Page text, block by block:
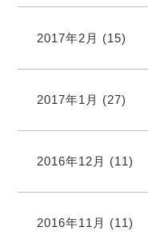
2017年2月 (15)
2017年1月 (27)
2016年12月 (11)
2016年11月 (11)